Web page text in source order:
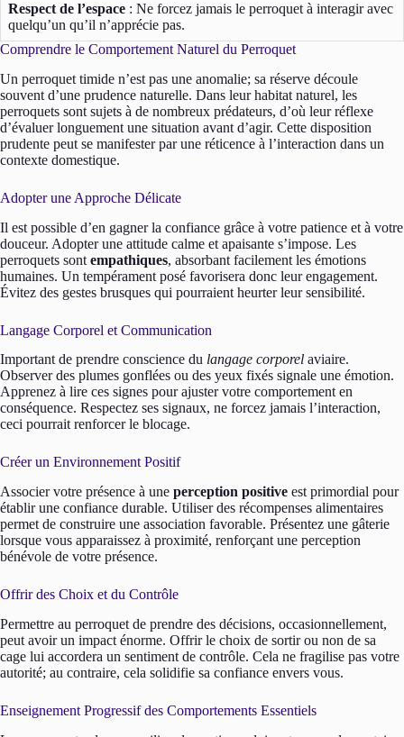
Respect de l’espace : Ne forcez jamais le perroquet à interagir avec
quelqu’un qu’il n’apprécie pas.
Comprendre le Comportement Naturel du Perroquet
Un perroquet timide n’est pas une anomalie; sa réserve découle
souvent d’une prudence naturelle. Dans leur habitat naturel, les
perroquets sont sujets à de nombreux prédateurs, d’où leur réflexe
d’évaluer longuement une situation avant d’agir. Cette disposition
prudente peut se manifester par une réticence à l’interaction dans un
contexte domestique.
Adopter une Approche Délicate
Il est possible d’en gagner la confiance grâce à votre patience et à votre
douceur. Adopter une attitude calme et apaisante s’impose. Les
perroquets sont empathiques, absorbant facilement les émotions
humaines. Un tempérament posé favorisera donc leur engagement.
Évitez des gestes brusques qui pourraient heurter leur sensibilité.
Langage Corporel et Communication
Important de prendre conscience du langage corporel aviaire.
Observer des plumes gonflées ou des yeux fixés signale une émotion.
Apprenez à lire ces signes pour ajuster votre comportement en
conséquence. Respectez ses signaux, ne forcez jamais l’interaction,
ceci pourrait renforcer le blocage.
Créer un Environnement Positif
Associer votre présence à une perception positive est primordial pour
établir une confiance durable. Utiliser des récompenses alimentaires
permet de construire une association favorable. Présentez une gâterie
lorsque vous apparaissez à proximité, renforçant une perception
bénévole de votre présence.
Offrir des Choix et du Contrôle
Permettre au perroquet de prendre des décisions, occasionnellement,
peut avoir un impact énorme. Offrir le choix de sortir ou non de sa
cage lui accordera un sentiment de contrôle. Cela ne fragilise pas votre
autorité; au contraire, cela solidifie sa confiance envers vous.
Enseignement Progressif des Comportements Essentiels